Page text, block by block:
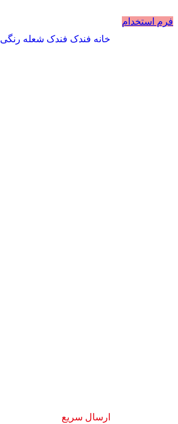
فرم استخدام
خانه فندک فندک شعله رنگی
ارسال سریع